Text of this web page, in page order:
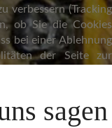
sagen
verbessern (Tracking
ob Sie die Cookies
bei einer Ablehnung
der Seite zur